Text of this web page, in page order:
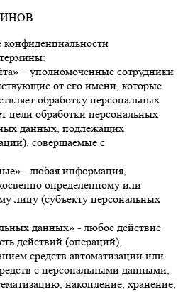
– уполномоченные сотрудники
от его имени, которые
обработку персональных
цели обработки персональных
данных, подлежащих
совершаемые с
- любая информация,
определенному или
лицу (субъекту персональных
данных» - любое действие
действий (операций),
средств автоматизации или
с персональными данными,
накопление, хранение,